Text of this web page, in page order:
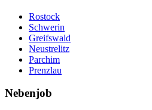
Rostock
Schwerin
Greifswald
Neustrelitz
Parchim
Prenzlau
Nebenjob